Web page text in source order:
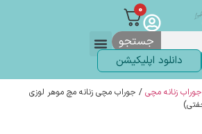
0
جستجو
دانلود اپلیکیشن
جوراب زنانه مچی / جوراب مچی زنانه مچ موهر لوزی